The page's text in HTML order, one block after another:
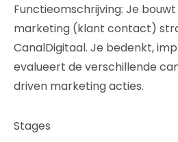
Functieomschrijving: Je
marketing (klant contact)
CanalDigitaal. Je bedenkt,
evalueert de verschillende
driven marketing acties.
Stages